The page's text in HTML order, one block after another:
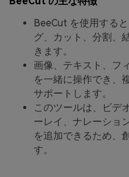
BeeCut を使用する
グ、カット、分割、
きます。
画像、テキスト、フ
を一緒に操作でき、
サポートします。
このツールは、ビデ
ーレイ、ナレーショ
を追加できるため、
す。